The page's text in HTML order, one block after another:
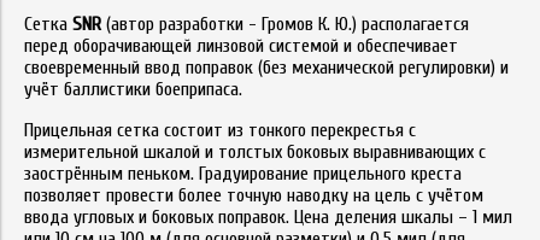
Сетка SNR (автор разработки - Громов К. Ю.) располагается
перед оборачивающей линзовой системой и обеспечивает
своевременный ввод поправок (без механической регулировки) и
учёт баллистики боеприпаса.
Прицельная сетка состоит из тонкого перекрестья с
измерительной шкалой и толстых боковых выравнивающих с
заострённым пеньком. Градуирование прицельного креста
позволяет провести более точную наводку на цель с учётом
ввода угловых и боковых поправок. Цена деления шкалы – 1 мил